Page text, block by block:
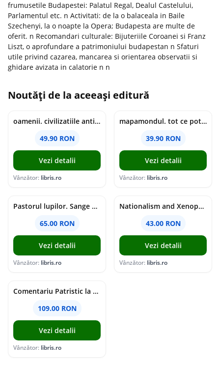
frumusetile Budapestei: Palatul Regal, Dealul Castelului,
Parlamentul etc. n Activitati: de la o balaceala in Baile
Szechenyi, la o noapte la Opera; Budapesta are multe de
oferit. n Recomandari culturale: Bijuteriile Coroanei si Franz
Liszt, o aprofundare a patrimoniului budapestan n Sfaturi
utile privind cazarea, mancarea si orientarea observatii si
ghidare avizata in calatorie n n
Noutăți de la aceeași editură
oamenii. civilizatiile antice si lucrurile uluitoare pe care le-au creat - jonny marx, charlie davis
49.90 RON
Vezi detalii
Vânzător: libris.ro
mapamondul. tot ce poti invata dintr-o harta - raquel martin
39.90 RON
Vezi detalii
Vânzător: libris.ro
Pastorul lupilor. Sange de varcolac - Larisa Toader
65.00 RON
Vezi detalii
Vânzător: libris.ro
Nationalism and Xenophobia in Post-Soviet Russia - Ioana Madalina Miron
43.00 RON
Vezi detalii
Vânzător: libris.ro
Comentariu Patristic la Scriptura. Vechiul Testament II. Geneza, 12-50 - George Claudiu Tutu, Mark Sheridan, Alexander Baumgarten, Thomas C. Oden
109.00 RON
Vezi detalii
Vânzător: libris.ro